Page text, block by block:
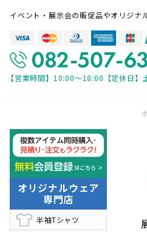
イベント・展示会の販促品やオリジナ
【営業時間】10:00～18:00【定休日】
専門店一覧
オリジナルウェア 専門店
バナースタンド 専門店
ご利用ガイド
オリジナルウェア
専門店
半袖Tシャツ